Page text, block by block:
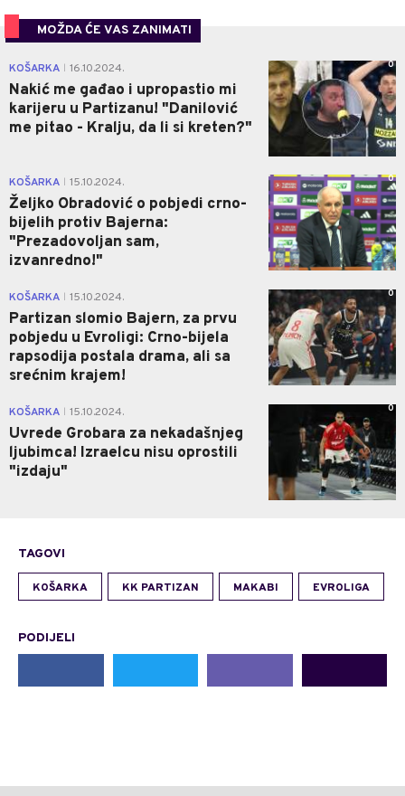
MOŽDA ĆE VAS ZANIMATI
KOŠARKA 16.10.2024.
Nakić me gađao i upropastio mi
karijeru u Partizanu! "Danilović
me pitao - Kralju, da li si kreten?"
0
KOŠARKA 15.10.2024.
Željko Obradović o pobjedi crno-
bijelih protiv Bajerna:
"Prezadovoljan sam,
izvanredno!"
0
KOŠARKA 15.10.2024.
Partizan slomio Bajern, za prvu
pobjedu u Evroligi: Crno-bijela
rapsodija postala drama, ali sa
srećnim krajem!
0
KOŠARKA 15.10.2024.
Uvrede Grobara za nekadašnjeg
ljubimca! Izraelcu nisu oprostili
"izdaju"
0
TAGOVI
KOŠARKA KK PARTIZAN MAKABI EVROLIGA
PODIJELI